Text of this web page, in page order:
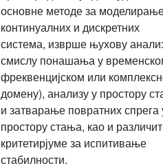
основне методе за
континуалних и дискретних
система, изврше њухову
смислу понашања у
фреквенцијском или
домену), анализу у простору
и затварање повратних спрега
простору стања, као и
критетирјуме за испитивање
стабилности.